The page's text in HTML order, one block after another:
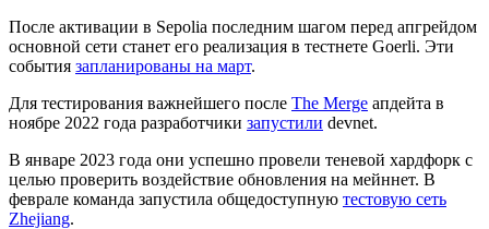
После активации в Sepolia последним шагом перед апгрейдом
основной сети станет его реализация в тестнете Goerli. Эти
события запланированы на март.
Для тестирования важнейшего после The Merge апдейта в
ноябре 2022 года разработчики запустили devnet.
В январе 2023 года они успешно провели теневой хардфорк с
целью проверить воздействие обновления на мейннет. В
феврале команда запустила общедоступную тестовую сеть
Zhejiang.